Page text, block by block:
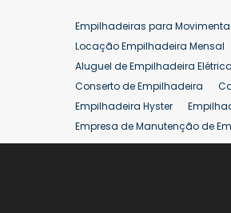
Empilhadeiras para
Locação Empilhadeira Mensal
Aluguel de Empilhadeira
Conserto de Empilhadeira
Empilhadeira Hyster
Empresa de Manutenção de
Locação Empilhadeira Hyster